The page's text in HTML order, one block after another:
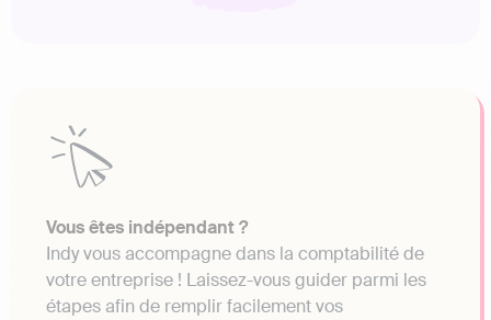
Vous êtes indépendant ?
Indy vous accompagne dans la comptabilité de
votre entreprise ! Laissez-vous guider parmi les
étapes afin de remplir facilement vos